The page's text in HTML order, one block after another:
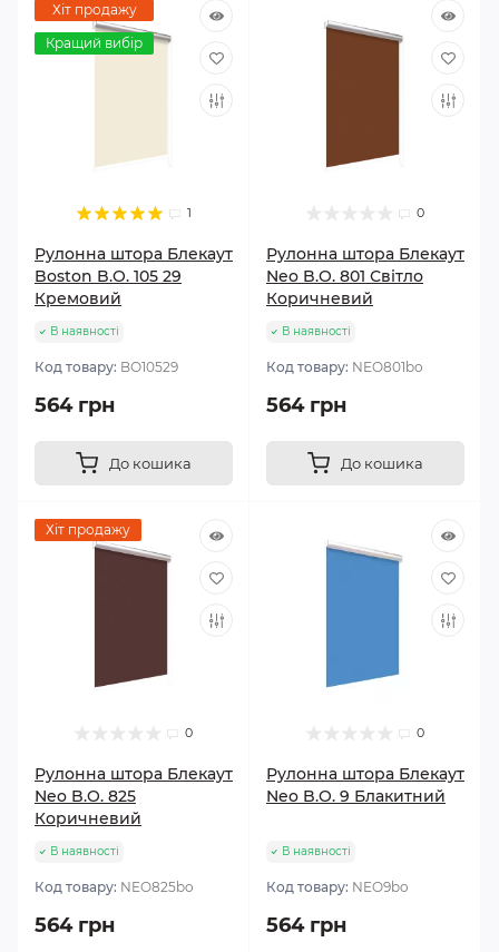
Хіт продажу
Кращий вибір
1
Рулонна штора Блекаут
Boston B.O. 105 29
Кремовий
В наявності
Код товару: BО10529
564 грн
До кошика
0
Рулонна штора Блекаут
Neo B.O. 801 Світло
Коричневий
В наявності
Код товару: NEO801bo
564 грн
До кошика
Хіт продажу
0
Рулонна штора Блекаут
Neo B.O. 825
Коричневий
В наявності
Код товару: NEO825bo
564 грн
0
Рулонна штора Блекаут
Neo B.O. 9 Блакитний
В наявності
Код товару: NEO9bo
564 грн